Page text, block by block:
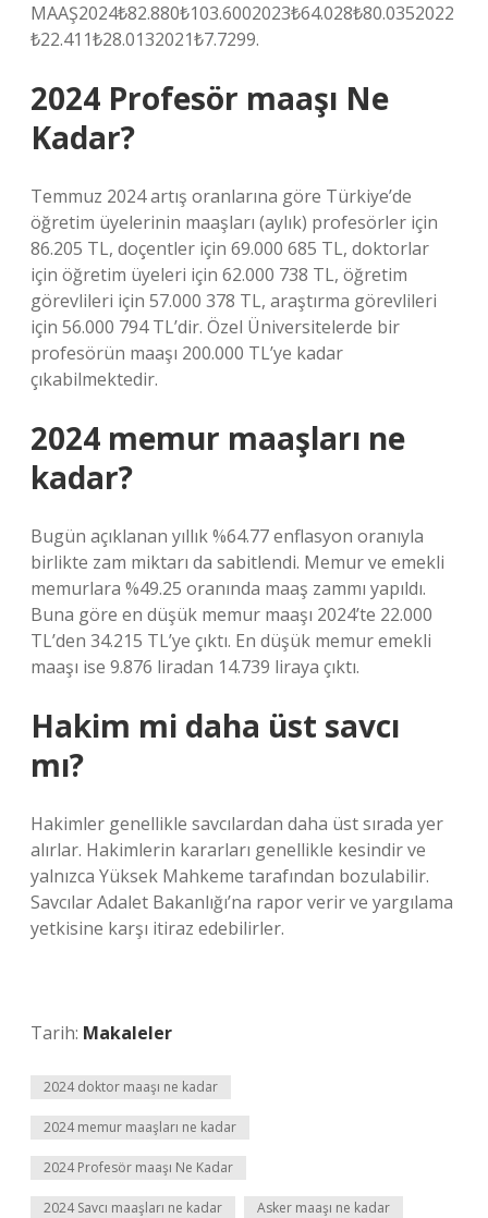
MAAŞ2024₺82.880₺103.6002023₺64.028₺80.0352022
₺22.411₺28.0132021₺7.7299.
2024 Profesör maaşı Ne
Kadar?
Temmuz 2024 artış oranlarına göre Türkiye’de
öğretim üyelerinin maaşları (aylık) profesörler için
86.205 TL, doçentler için 69.000 685 TL, doktorlar
için öğretim üyeleri için 62.000 738 TL, öğretim
görevlileri için 57.000 378 TL, araştırma görevlileri
için 56.000 794 TL’dir. Özel Üniversitelerde bir
profesörün maaşı 200.000 TL’ye kadar
çıkabilmektedir.
2024 memur maaşları ne
kadar?
Bugün açıklanan yıllık %64.77 enflasyon oranıyla
birlikte zam miktarı da sabitlendi. Memur ve emekli
memurlara %49.25 oranında maaş zammı yapıldı.
Buna göre en düşük memur maaşı 2024’te 22.000
TL’den 34.215 TL’ye çıktı. En düşük memur emekli
maaşı ise 9.876 liradan 14.739 liraya çıktı.
Hakim mi daha üst savcı
mı?
Hakimler genellikle savcılardan daha üst sırada yer
alırlar. Hakimlerin kararları genellikle kesindir ve
yalnızca Yüksek Mahkeme tarafından bozulabilir.
Savcılar Adalet Bakanlığı’na rapor verir ve yargılama
yetkisine karşı itiraz edebilirler.
Tarih: Makaleler
2024 doktor maaşı ne kadar
2024 memur maaşları ne kadar
2024 Profesör maaşı Ne Kadar
2024 Savcı maaşları ne kadar Asker maaşı ne kadar